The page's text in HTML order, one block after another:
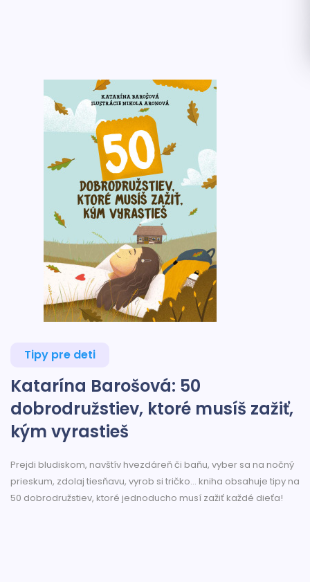
Tipy pre deti
Katarína Barošová: 50
dobrodružstiev, ktoré musíš zažiť,
kým vyrastieš
Prejdi bludiskom, navštív hvezdáreň či baňu, vyber sa na nočný
prieskum, zdolaj tiesňavu, vyrob si tričko... kniha obsahuje tipy na
50 dobrodružstiev, ktoré jednoducho musí zažiť každé dieťa!